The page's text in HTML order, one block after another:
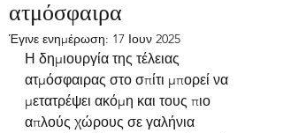
ατμόσφαιρα
Έγινε ενημέρωση: 17 Ιουν 2025
Η δημιουργία της τέλειας
ατμόσφαιρας στο σπίτι μπορεί να
μετατρέψει ακόμη και τους πιο
απλούς χώρους σε γαλήνια